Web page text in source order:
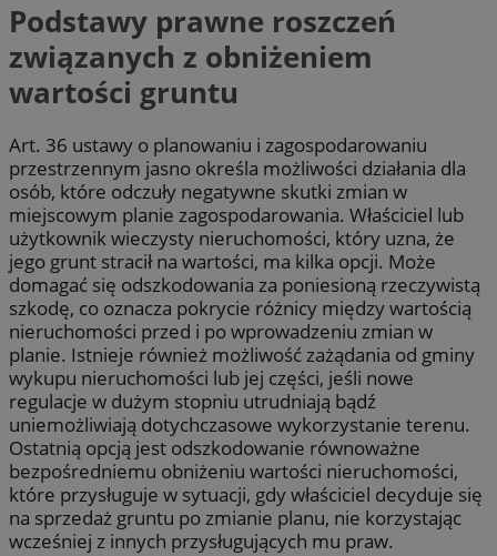
Podstawy prawne roszczeń
związanych z obniżeniem
wartości gruntu
Art. 36 ustawy o planowaniu i zagospodarowaniu
przestrzennym jasno określa możliwości działania dla
osób, które odczuły negatywne skutki zmian w
miejscowym planie zagospodarowania. Właściciel lub
użytkownik wieczysty nieruchomości, który uzna, że
jego grunt stracił na wartości, ma kilka opcji. Może
domagać się odszkodowania za poniesioną rzeczywistą
szkodę, co oznacza pokrycie różnicy między wartością
nieruchomości przed i po wprowadzeniu zmian w
planie. Istnieje również możliwość zażądania od gminy
wykupu nieruchomości lub jej części, jeśli nowe
regulacje w dużym stopniu utrudniają bądź
uniemożliwiają dotychczasowe wykorzystanie terenu.
Ostatnią opcją jest odszkodowanie równoważne
bezpośredniemu obniżeniu wartości nieruchomości,
które przysługuje w sytuacji, gdy właściciel decyduje się
na sprzedaż gruntu po zmianie planu, nie korzystając
wcześniej z innych przysługujących mu praw.